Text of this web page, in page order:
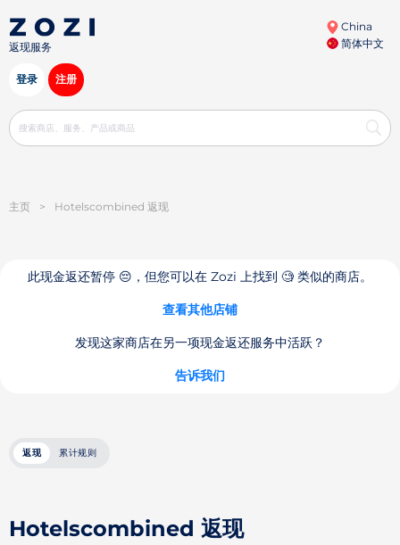
返现服务
China
简体中文
登录 注册
主页 > Hotelsсombined 返现
此现金返还暂停 😔，但您可以在 Zozi 上找到 🧐 类似的商店。
查看其他店铺
发现这家商店在另一项现金返还服务中活跃？
告诉我们
返现 累计规则
Hotelsсombined 返现